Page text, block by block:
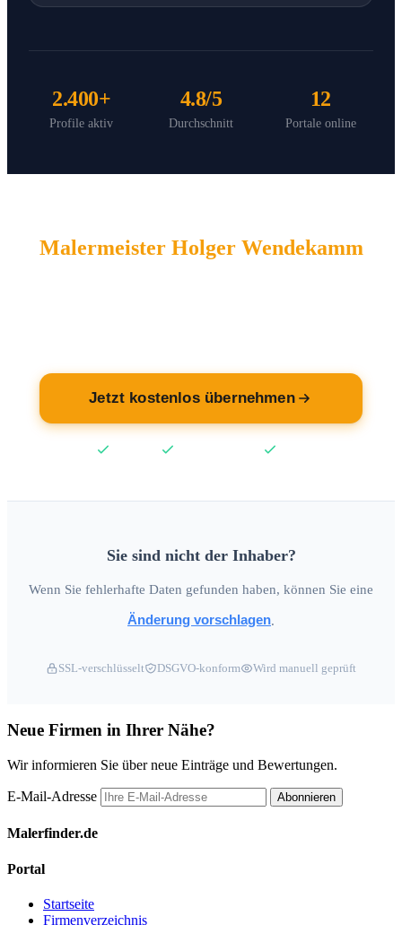
2.400+
Profile aktiv
4.8/5
Durchschnitt
12
Portale online
Malermeister Holger Wendekamm
Jetzt kostenlos übernehmen
Sie sind nicht der Inhaber?
Wenn Sie fehlerhafte Daten gefunden haben, können Sie eine
Änderung vorschlagen
SSL-verschlüsselt DSGVO-konform Wird manuell geprüft
Neue Firmen in Ihrer Nähe?
Wir informieren Sie über neue Einträge und Bewertungen.
E-Mail-Adresse Abonnieren
Malerfinder.de
Portal
Startseite
Firmenverzeichnis